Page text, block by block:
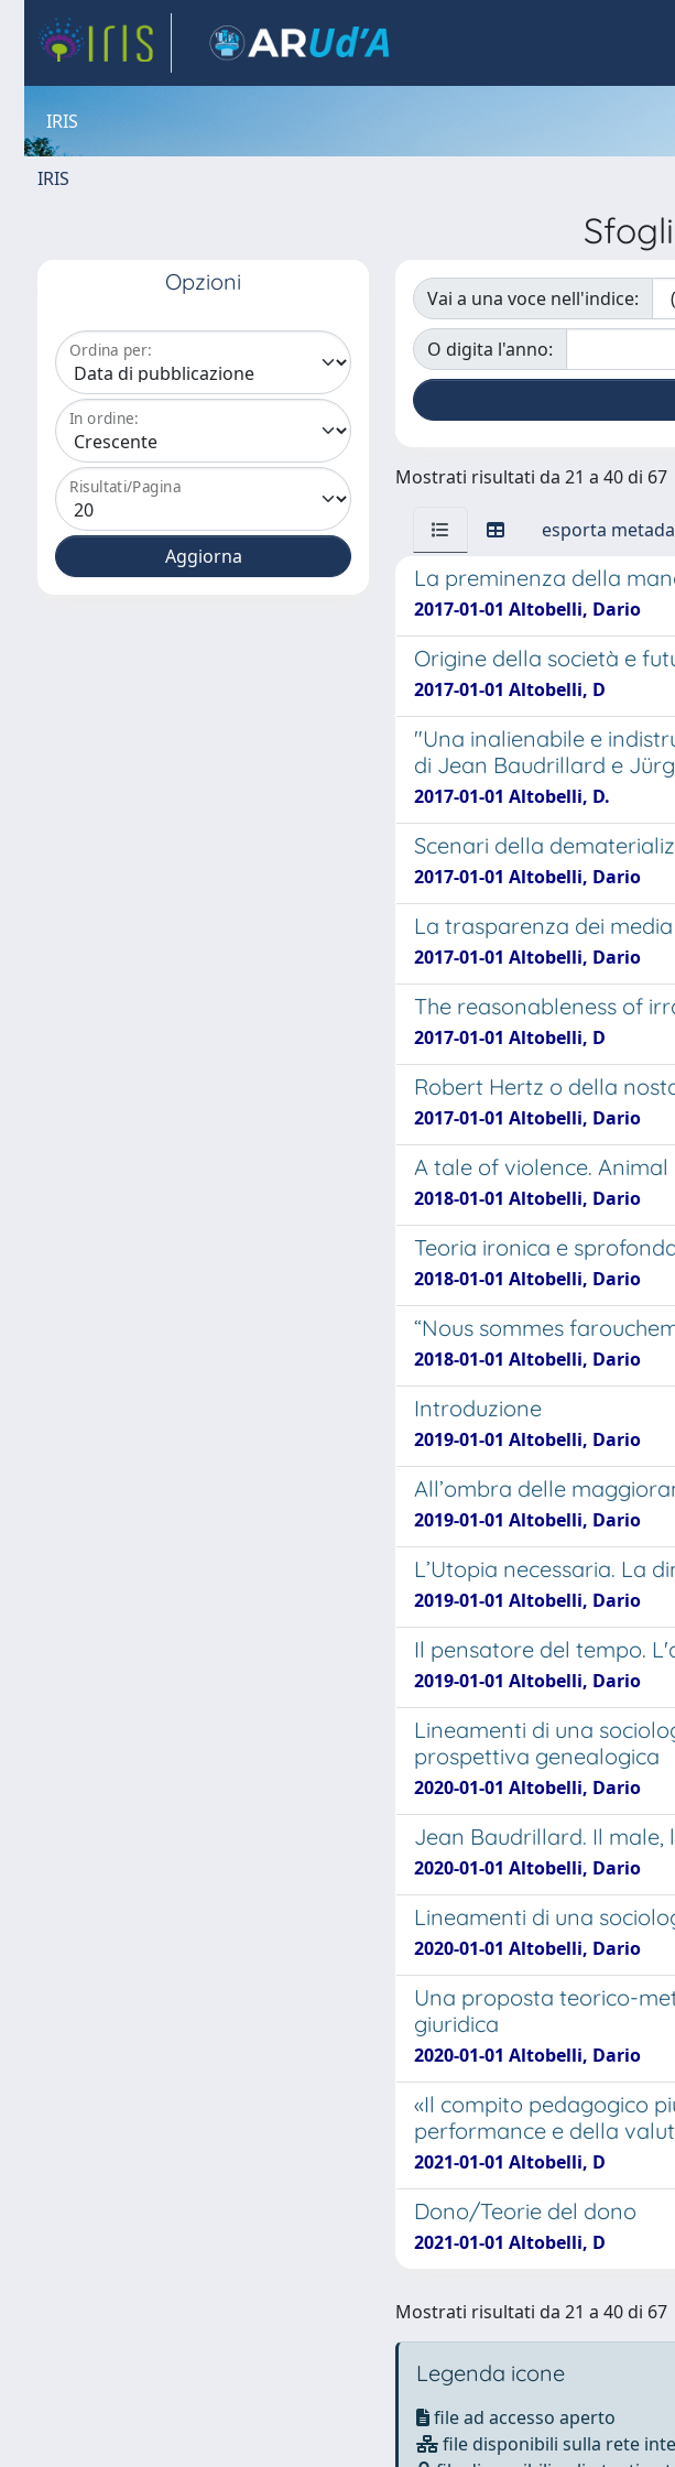
IRIS
IRIS
Opzioni
Ordina per:
In ordine:
Risultati/Pagina
Vai a una voce nell'indice:
O digita l'anno:
Mostrati risultati da 21 a 40 di 67
esporta
La preminenza della
2017-01-01 Altobelli, Dario
Origine della società e
2017-01-01 Altobelli, D
"Una inalienabile e
di Jean Baudrillard e
2017-01-01 Altobelli, D.
Scenari della
2017-01-01 Altobelli, Dario
La trasparenza dei
2017-01-01 Altobelli, Dario
The reasonableness of
2017-01-01 Altobelli, D
Robert Hertz o della
2017-01-01 Altobelli, Dario
A tale of violence.
2018-01-01 Altobelli, Dario
Teoria ironica e
2018-01-01 Altobelli, Dario
“Nous sommes
2018-01-01 Altobelli, Dario
Introduzione
2019-01-01 Altobelli, Dario
All’ombra delle
2019-01-01 Altobelli, Dario
L’Utopia necessaria. La
2019-01-01 Altobelli, Dario
Il pensatore del tempo.
2019-01-01 Altobelli, Dario
Lineamenti di una
prospettiva genealogica
2020-01-01 Altobelli, Dario
Jean Baudrillard. Il male,
2020-01-01 Altobelli, Dario
Lineamenti di una
2020-01-01 Altobelli, Dario
Una proposta teorico-
giuridica
2020-01-01 Altobelli, Dario
«Il compito pedagogico
performance e della
2021-01-01 Altobelli, D
Dono/Teorie del dono
2021-01-01 Altobelli, D
Mostrati risultati da 21 a 40 di 67
Legenda icone
file ad accesso aperto
file disponibili sulla rete